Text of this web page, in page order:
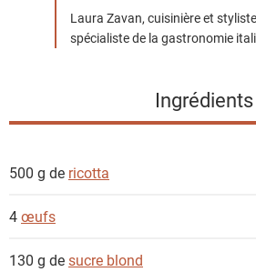
Laura Zavan, cuisinière et
spécialiste de la gastronomie
Ingrédients
500 g de ricotta
4œufs
130 g desucre blond